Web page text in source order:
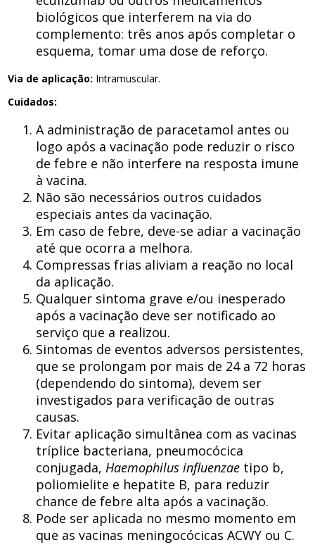
biológicos que interferem na via do
complemento: três anos após completar o
esquema, tomar uma dose de reforço.
Via de aplicação: Intramuscular.
Cuidados:
A administração de paracetamol antes ou
logo após a vacinação pode reduzir o risco
de febre e não interfere na resposta imune
à vacina.
Não são necessários outros cuidados
especiais antes da vacinação.
Em caso de febre, deve-se adiar a vacinação
até que ocorra a melhora.
Compressas frias aliviam a reação no local
da aplicação.
Qualquer sintoma grave e/ou inesperado
após a vacinação deve ser notificado ao
serviço que a realizou.
Sintomas de eventos adversos persistentes,
que se prolongam por mais de 24 a 72 horas
(dependendo do sintoma), devem ser
investigados para verificação de outras
causas.
Evitar aplicação simultânea com as vacinas
tríplice bacteriana, pneumocócica
conjugada,Haemophilus influenzae tipo b,
poliomielite e hepatite B, para reduzir
chance de febre alta após a vacinação.
Pode ser aplicada no mesmo momento em
que as vacinas meningocócicas ACWY ou C.